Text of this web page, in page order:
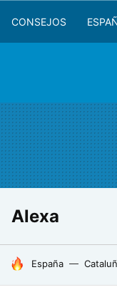
CONSEJOS
Alexa
HOY SE HABLA DE
España